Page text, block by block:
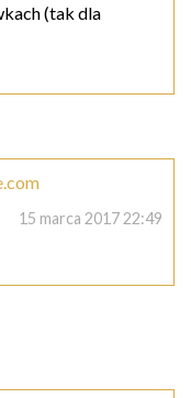
(tak dla
15 marca 2017 22:49